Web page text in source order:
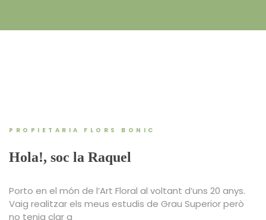
PROPIETARIA FLORS BONIC
Hola!, soc la Raquel
Porto en el món de l’Art Floral al voltant d’uns 20 anys.
Vaig realitzarels meus estudis de Grau Superiorperò
no tenia clar a